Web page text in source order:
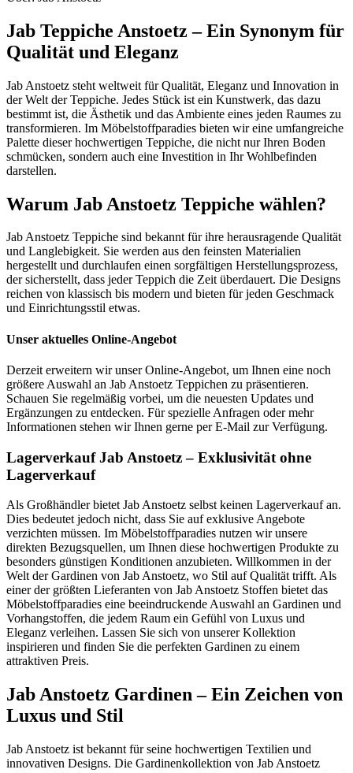
Jab Teppiche Anstoetz – Ein Synonym für
Qualität und Eleganz
Jab Anstoetz steht weltweit für Qualität, Eleganz und Innovation in
der Welt der Teppiche. Jedes Stück ist ein Kunstwerk, das dazu
bestimmt ist, die Ästhetik und das Ambiente eines jeden Raumes zu
transformieren. Im Möbelstoffparadies bieten wir eine umfangreiche
Palette dieser hochwertigen Teppiche, die nicht nur Ihren Boden
schmücken, sondern auch eine Investition in Ihr Wohlbefinden
darstellen.
Warum Jab Anstoetz Teppiche wählen?
Jab Anstoetz Teppiche sind bekannt für ihre herausragende Qualität
und Langlebigkeit. Sie werden aus den feinsten Materialien
hergestellt und durchlaufen einen sorgfältigen Herstellungsprozess,
der sicherstellt, dass jeder Teppich die Zeit überdauert. Die Designs
reichen von klassisch bis modern und bieten für jeden Geschmack
und Einrichtungsstil etwas.
Unser aktuelles Online-Angebot
Derzeit erweitern wir unser Online-Angebot, um Ihnen eine noch
größere Auswahl an Jab Anstoetz Teppichen zu präsentieren.
Schauen Sie regelmäßig vorbei, um die neuesten Updates und
Ergänzungen zu entdecken. Für spezielle Anfragen oder mehr
Informationen stehen wir Ihnen gerne per E-Mail zur Verfügung.
Lagerverkauf Jab Anstoetz – Exklusivität ohne
Lagerverkauf
Als Großhändler bietet Jab Anstoetz selbst keinen Lagerverkauf an.
Dies bedeutet jedoch nicht, dass Sie auf exklusive Angebote
verzichten müssen. Im Möbelstoffparadies nutzen wir unsere
direkten Bezugsquellen, um Ihnen diese hochwertigen Produkte zu
besonders günstigen Konditionen anzubieten. Willkommen in der
Welt der Gardinen von Jab Anstoetz, wo Stil auf Qualität trifft. Als
einer der größten Lieferanten von Jab Anstoetz Stoffen bietet das
Möbelstoffparadies eine beeindruckende Auswahl an Gardinen und
Vorhangstoffen, die jedem Raum ein Gefühl von Luxus und
Eleganz verleihen. Lassen Sie sich von unserer Kollektion
inspirieren und finden Sie die perfekten Gardinen zu einem
attraktiven Preis.
Jab Anstoetz Gardinen – Ein Zeichen von
Luxus und Stil
Jab Anstoetz ist bekannt für seine hochwertigen Textilien und
innovativen Designs. Die Gardinenkollektion von Jab Anstoetz